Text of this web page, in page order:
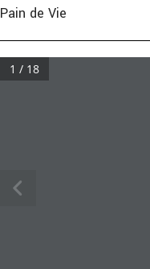
Pain de Vie
1 / 18